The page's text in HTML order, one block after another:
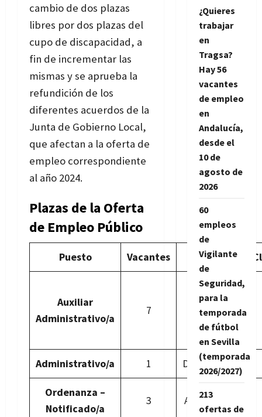
cambio de dos plazas
libres por dos plazas del
cupo de discapacidad, a
fin de incrementar las
mismas y se aprueba la
refundición de los
diferentes acuerdos de la
Junta de Gobierno Local,
que afectan a la oferta de
empleo correspondiente
al año 2024.
Plazas de la Oferta
de Empleo Público
Puesto Vacantes Turno
Auxiliar
Administrativo/a
7
6 en turno
libre y 1 por
promoción
interna.
Administrativo/a 1 Discapacidad
Ordenanza –
Notificado/a
3 Acceso libre.
¿Quieres
trabajar
en
Tragsa?
Hay 56
vacantes
de empleo
en
Andalucía,
desde el
10 de
agosto de
2026
60
empleos
de
Vigilante
de
Seguridad,
para la
temporada
de fútbol
en Sevilla
(temporada
2026/2027)
213
ofertas de